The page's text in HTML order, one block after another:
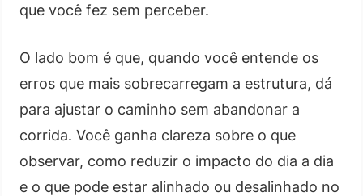
que você fez sem perceber.
O lado bom é que, quando você entende os
erros que mais sobrecarregam a estrutura, dá
para ajustar o caminho sem abandonar a
corrida. Você ganha clareza sobre o que
observar, como reduzir o impacto do dia a dia
e o que pode estar alinhado ou desalinhado no